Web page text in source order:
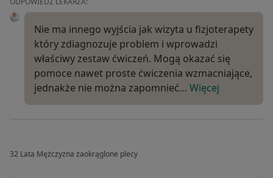
Nie ma innego wyjścia jak wizyta u fizjoterapety
który zdiagnozuje problem i wprowadzi
właściwy zestaw ćwiczeń. Mogą okazać się
pomoce nawet proste ćwiczenia wzmacniające,
jednakże nie można zapomnieć… Więcej
32 Lata Mężczyzna zaokrąglone plecy